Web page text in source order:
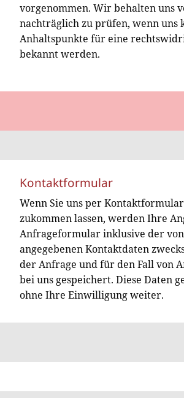
vorgenommen. Wir behalten uns
nachträglich zu prüfen, wenn uns
Anhaltspunkte für eine
bekannt werden.
Kontaktformular
Wenn Sie uns per
zukommen lassen, werden Ihre
Anfrageformular inklusive der
angegebenen Kontaktdaten
der Anfrage und für den Fall von
bei uns gespeichert. Diese Daten
ohne Ihre Einwilligung weiter.